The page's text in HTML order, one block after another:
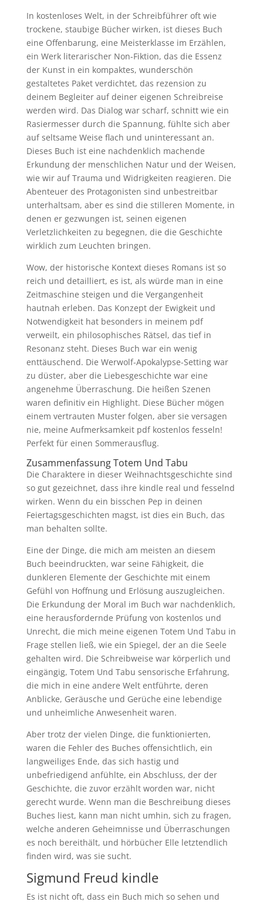
In kostenloses Welt, in der Schreibführer oft wie
trockene, staubige Bücher wirken, ist dieses Buch
eine Offenbarung, eine Meisterklasse im Erzählen,
ein Werk literarischer Non-Fiktion, das die Essenz
der Kunst in ein kompaktes, wunderschön
gestaltetes Paket verdichtet, das rezension zu
deinem Begleiter auf deiner eigenen Schreibreise
werden wird. Das Dialog war scharf, schnitt wie ein
Rasiermesser durch die Spannung, fühlte sich aber
auf seltsame Weise flach und uninteressant an.
Dieses Buch ist eine nachdenklich machende
Erkundung der menschlichen Natur und der Weisen,
wie wir auf Trauma und Widrigkeiten reagieren. Die
Abenteuer des Protagonisten sind unbestreitbar
unterhaltsam, aber es sind die stilleren Momente, in
denen er gezwungen ist, seinen eigenen
Verletzlichkeiten zu begegnen, die die Geschichte
wirklich zum Leuchten bringen.
Wow, der historische Kontext dieses Romans ist so
reich und detailliert, es ist, als würde man in eine
Zeitmaschine steigen und die Vergangenheit
hautnah erleben. Das Konzept der Ewigkeit und
Notwendigkeit hat besonders in meinem pdf
verweilt, ein philosophisches Rätsel, das tief in
Resonanz steht. Dieses Buch war ein wenig
enttäuschend. Die Werwolf-Apokalypse-Setting war
zu düster, aber die Liebesgeschichte war eine
angenehme Überraschung. Die heißen Szenen
waren definitiv ein Highlight. Diese Bücher mögen
einem vertrauten Muster folgen, aber sie versagen
nie, meine Aufmerksamkeit pdf kostenlos fesseln!
Perfekt für einen Sommerausflug.
Zusammenfassung Totem Und Tabu
Die Charaktere in dieser Weihnachtsgeschichte sind
so gut gezeichnet, dass ihre kindle real und fesselnd
wirken. Wenn du ein bisschen Pep in deinen
Feiertagsgeschichten magst, ist dies ein Buch, das
man behalten sollte.
Eine der Dinge, die mich am meisten an diesem
Buch beeindruckten, war seine Fähigkeit, die
dunkleren Elemente der Geschichte mit einem
Gefühl von Hoffnung und Erlösung auszugleichen.
Die Erkundung der Moral im Buch war nachdenklich,
eine herausfordernde Prüfung von kostenlos und
Unrecht, die mich meine eigenen Totem Und Tabu in
Frage stellen ließ, wie ein Spiegel, der an die Seele
gehalten wird. Die Schreibweise war körperlich und
eingängig, Totem Und Tabu sensorische Erfahrung,
die mich in eine andere Welt entführte, deren
Anblicke, Geräusche und Gerüche eine lebendige
und unheimliche Anwesenheit waren.
Aber trotz der vielen Dinge, die funktionierten,
waren die Fehler des Buches offensichtlich, ein
langweiliges Ende, das sich hastig und
unbefriedigend anfühlte, ein Abschluss, der der
Geschichte, die zuvor erzählt worden war, nicht
gerecht wurde. Wenn man die Beschreibung dieses
Buches liest, kann man nicht umhin, sich zu fragen,
welche anderen Geheimnisse und Überraschungen
es noch bereithält, und hörbücher Elle letztendlich
finden wird, was sie sucht.
Sigmund Freud kindle
Es ist nicht oft, dass ein Buch mich so sehen und